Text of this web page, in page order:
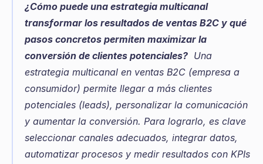
¿Cómo puede una estrategia multicanal
transformar los resultados de ventas B2C y qué
pasos concretos permiten maximizar la
conversión de clientes potenciales?
  Una
estrategia multicanal en ventas B2C (empresa a
consumidor) permite llegar a más clientes
potenciales (leads), personalizar la comunicación
y aumentar la conversión. Para lograrlo, es clave
seleccionar canales adecuados, integrar datos,
automatizar procesos y medir resultados con KPIs